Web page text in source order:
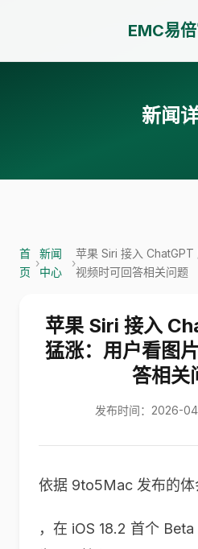
EMC易
新闻
首
页
›
新闻
中心
›
苹果 Siri 接入 ChatGPT
视频时可回答相关问题
苹果 Siri 接入
猛涨：用户看图
答相关
发布时间：2026-
依据 9to5Mac 发布的体
，在 iOS 18.2 首个